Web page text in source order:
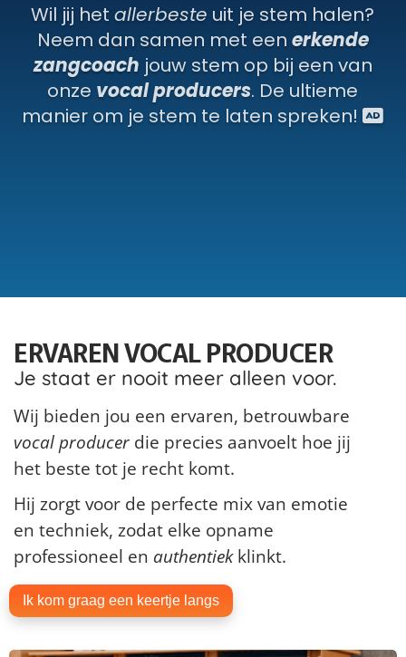
Wil jij hetallerbeste uit je stem halen?
Neem dan samen met een erkende
zangcoach jouw stem op bij een van
onze vocal producers. De ultieme
manier om je stem te laten spreken!
ERVAREN VOCAL PRODUCER
Je staat er nooit meer alleen voor.
Wij bieden jou een ervaren, betrouwbare
vocal producer die precies aanvoelt hoe jij
het beste tot je recht komt.
Hij zorgt voor de perfecte mix van emotie
en techniek, zodat elke opname
professioneel en authentiekklinkt.
Ik kom graag een keertje langs